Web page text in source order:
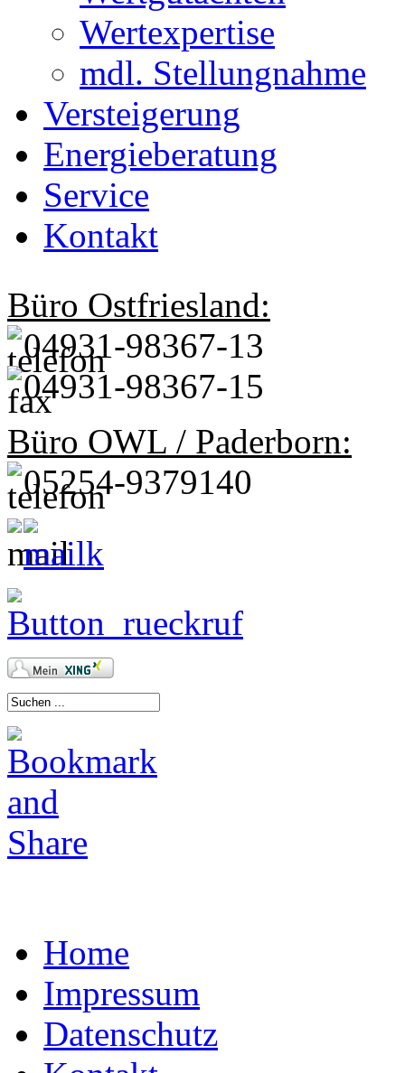
Wertexpertise
mdl. Stellungnahme
Versteigerung
Energieberatung
Service
Kontakt
Büro Ostfriesland:
04931-98367-13
04931-98367-15
Büro OWL / Paderborn:
05254-9379140
Home
Impressum
Datenschutz